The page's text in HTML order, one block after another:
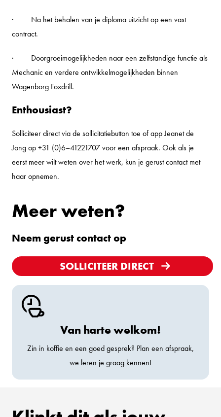
· Na het behalen van je diploma uitzicht op een vast
contract.
· Doorgroeimogelijkheden naar een zelfstandige functie als
Mechanic en verdere ontwikkelmogelijkheden binnen
Wagenborg Foxdrill.
Enthousiast?
Solliciteer direct via de sollicitatiebutton toe of app Jeanet de
Jong op +31 (0)6–41221707 voor een afspraak. Ook als je
eerst meer wilt weten over het werk, kun je gerust contact met
haar opnemen.
Meer weten?
Neem gerust contact op
SOLLICITEER DIRECT
Van harte welkom!
Zin in koffie en een goed gesprek? Plan een afspraak,
we leren je graag kennen!